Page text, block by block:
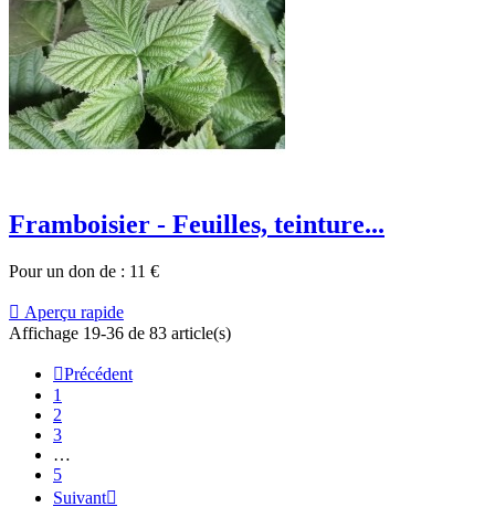
Framboisier - Feuilles, teinture...
Pour un don de : 11 €
 Aperçu rapide
Affichage 19-36 de 83 article(s)
Précédent
1
2
3
…
5
Suivant